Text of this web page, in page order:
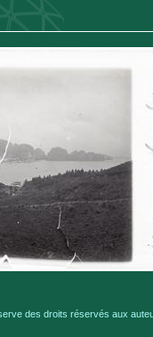
des droits réservés aux